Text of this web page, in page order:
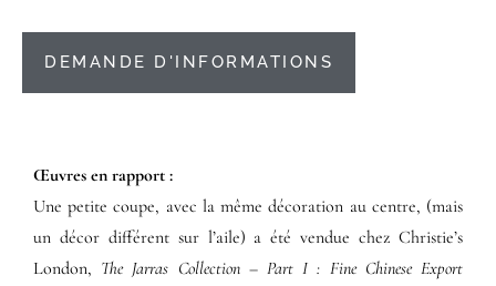
DEMANDE D'INFORMATIONS
Œuvres en rapport :​
Une petite coupe, avec la même décoration au centre, (mais
un décor différent sur l’aile) a été vendue chez Christie’s
London, The Jarras Collection – Part I : Fine Chinese Export